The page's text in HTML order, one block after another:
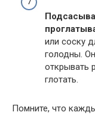
или соску
голодны.
открывать
глотать.
Помните, что